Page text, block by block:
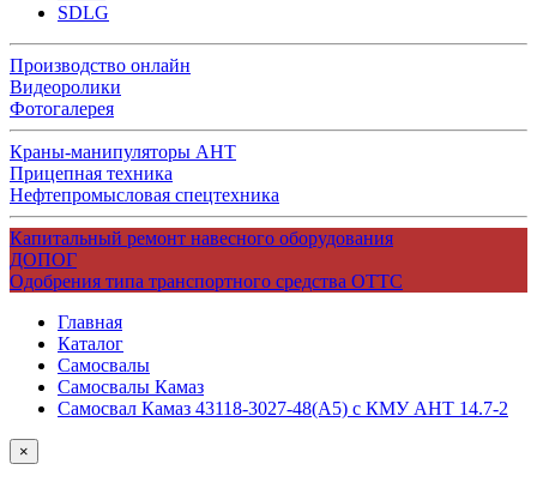
SDLG
Производство онлайн
Видеоролики
Фотогалерея
Краны-манипуляторы АНТ
Прицепная техника
Нефтепромысловая спецтехника
Капитальный ремонт навесного оборудования
ДОПОГ
Одобрения типа транспортного средства ОТТС
Главная
Каталог
Самосвалы
Самосвалы Камаз
Самосвал Камаз 43118-3027-48(А5) с КМУ АНТ 14.7-2
×